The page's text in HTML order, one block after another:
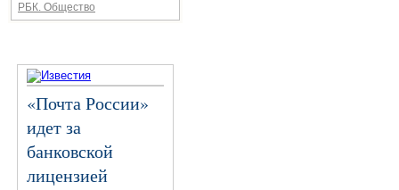
РБК. Общество
«Почта России»
идет за
банковской
лицензией